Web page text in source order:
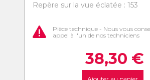
Repère sur la vue éclatée : 153
Pièce technique - Nous vous
appel à l'un de nos techniciens
38,30 €